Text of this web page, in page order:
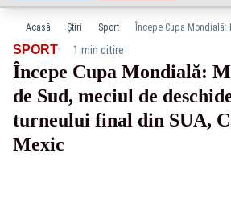
Acasă Știri Sport
SPORT· 1 min citire
Începe Cupa Mondială:
de Sud, meciul de
turneului final din SUA,
Mexic